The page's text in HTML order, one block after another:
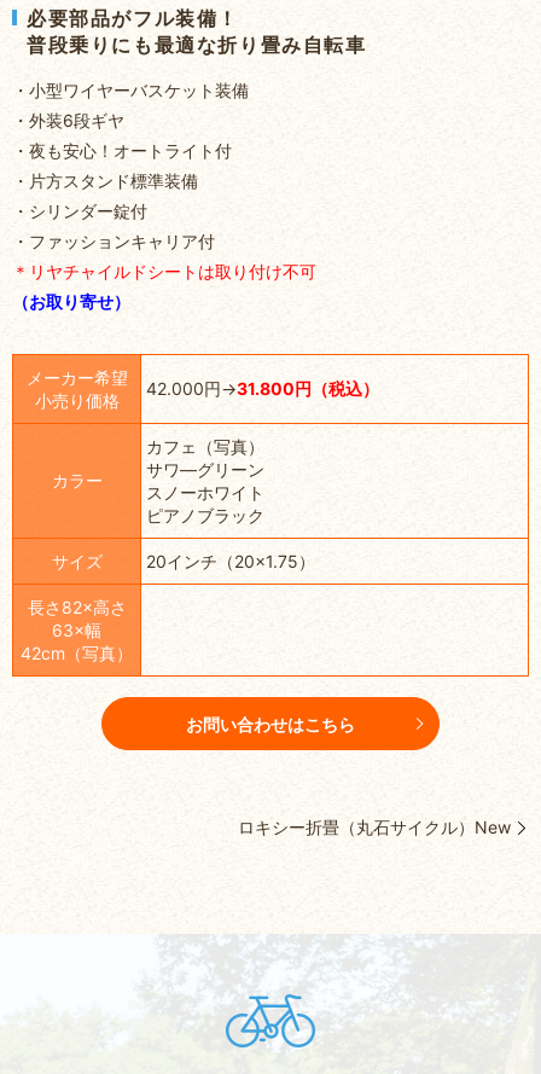
必要部品がフル装備！
普段乗りにも最適な折り畳み自転車
・小型ワイヤーバスケット装備
・外装6段ギヤ
・夜も安心！オートライト付
・片方スタンド標準装備
・シリンダー錠付
・ファッションキャリア付
＊リヤチャイルドシートは取り付け不可
（お取り寄せ）
メーカー希望
小売り価格
42.000円→31.800円（税込）
カラー
カフェ（写真）
サワ―グリーン
スノーホワイト
ピアノブラック
サイズ 20インチ（20×1.75）
長さ82×高さ
63×幅
42cm（写真）
お問い合わせはこちら
ロキシー折畳（丸石サイクル）New